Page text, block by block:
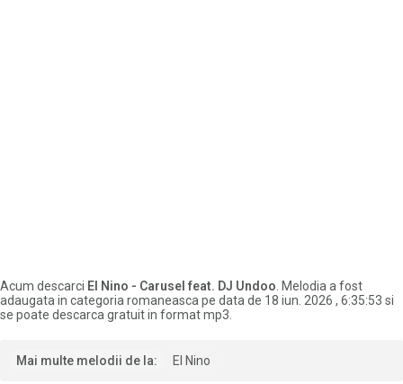
Acum descarci El Nino - Carusel feat. DJ Undoo . Melodia a fost
adaugata in categoria romaneasca pe data de 18 iun. 2026 , 6:35:53 si
se poate descarca gratuit in format mp3.
Mai multe melodii de la: El Nino